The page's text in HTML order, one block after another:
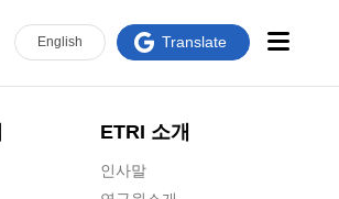
ETRI 소개
인사말
English Translate